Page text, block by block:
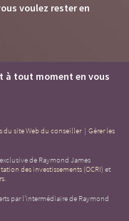
voulez rester en
à tout moment en vous
du site Web du conseiller| Gérer les
de Raymond James
des investissements (OCRI) et
par l’intermédiaire de Raymond